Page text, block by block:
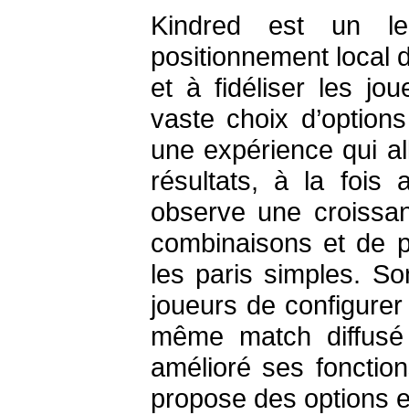
Kindred est un
positionnement local
et à fidéliser les
vaste choix
une expérience qui
résultats, à la fois
observe une
combinaisons et de
les paris simples.
joueurs de
même match
amélioré ses
propose des options